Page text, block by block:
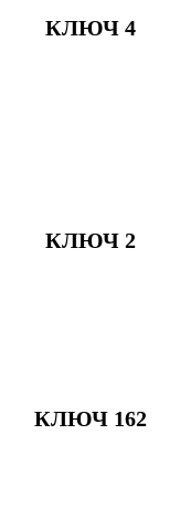
КЛЮЧ 4
КЛЮЧ 2
КЛЮЧ 162